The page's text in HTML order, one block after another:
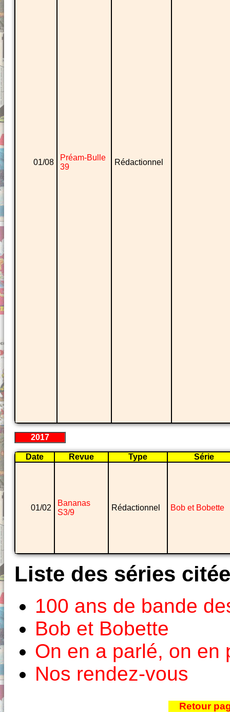
01/08
Préam-Bulle
39
Rédactionnel
2017
Date Revue Type Série
01/02
Bananas
S3/9
Rédactionnel Bob et Bobette
Liste des séries
100 ans de bande
Bob et Bobette
On en a parlé, on en
Nos rendez-vous
Retour